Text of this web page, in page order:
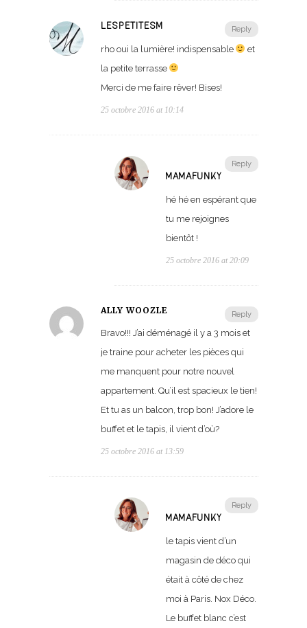
Reply
LESPETITESM
rho oui la lumière! indispensable
et
la petite terrasse
Merci de me faire rêver! Bises!
25 octobre 2016 at 10:14
Reply
MAMAFUNKY
hé hé en espérant que
tu me rejoignes
bientôt !
25 octobre 2016 at 20:09
Reply
ALLY WOOZLE
Bravo!!! J’ai déménagé il y a 3 mois et
je traine pour acheter les pièces qui
me manquent pour notre nouvel
appartement. Qu’il est spacieux le tien!
Et tu as un balcon, trop bon! J’adore le
buffet et le tapis, il vient d’où?
25 octobre 2016 at 13:59
Reply
MAMAFUNKY
le tapis vient d’un
magasin de déco qui
était à côté de chez
moi à Paris. Nox Déco.
Le buffet blanc c’est